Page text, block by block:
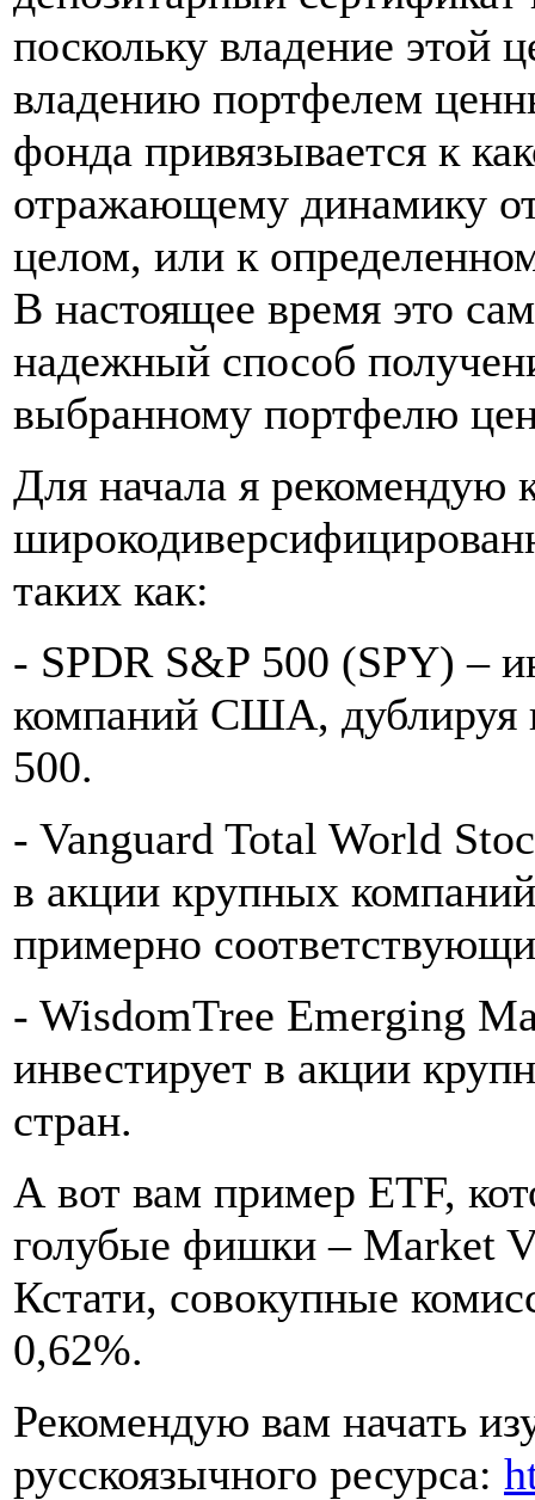
поскольку владение этой
владению портфелем
фонда привязывается к
отражающему динамику
целом, или к
В настоящее время это
надежный способ
выбранному портфелю
Для начала я рекомендую
таких как:
- SPDR S&P 500 (SPY) –
компаний США, дублируя
500.
- Vanguard Total World
в акции крупных
примерно
- WisdomTree Emerging
инвестирует в акции
стран.
А вот вам пример ETF,
голубые фишки – Market
Кстати, совокупные
0,62%.
Рекомендую вам начать
русскоязычного ресурса: